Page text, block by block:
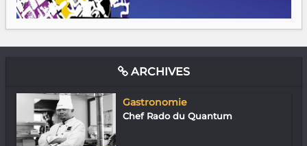
ARCHIVES
Gastronomie
Chef Rado du Quantum